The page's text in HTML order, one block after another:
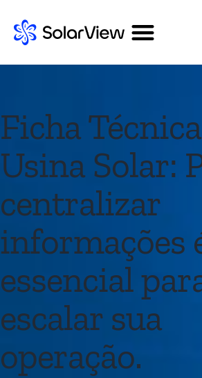
Ficha
Usina Solar:
centralizar
informações
essencial
escalar sua
operação.